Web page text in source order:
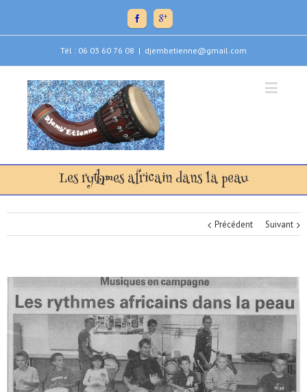
Tél : 06 03 60 76 08 | djembetienne@gmail.com
Les rythmes africain dans la peau
Précédent Suivant